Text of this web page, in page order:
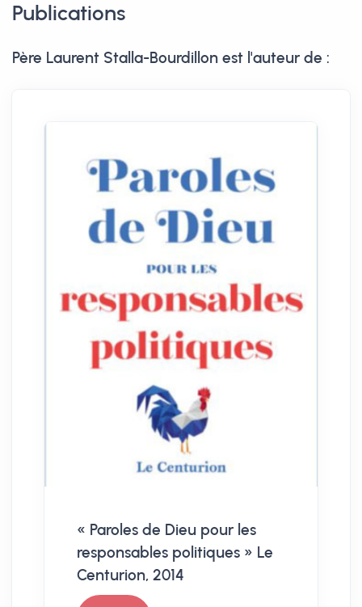
Publications
Père Laurent Stalla-Bourdillon est l'auteur de :
« Paroles de Dieu pour les
responsables politiques » Le
Centurion, 2014